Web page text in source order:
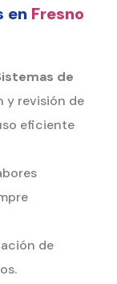
en Fresno
de
y revisión de
eficiente
de